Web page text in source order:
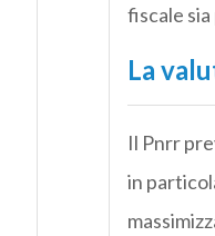
fiscale
La
Il Pnrr
in